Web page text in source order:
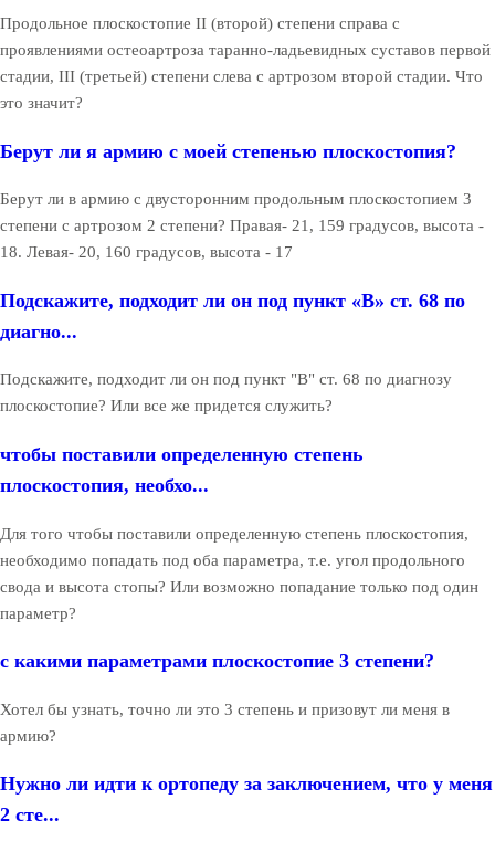
Продольное плоскостопие II (второй) степени справа с
проявлениями остеоартроза таранно-ладьевидных суставов первой
стадии, III (третьей) степени слева с артрозом второй стадии. Что
это значит?
Берут ли я армию с моей степенью плоскостопия?
Берут ли в армию с двусторонним продольным плоскостопием 3
степени с артрозом 2 степени? Правая- 21, 159 градусов, высота -
18. Левая- 20, 160 градусов, высота - 17
Подскажите, подходит ли он под пункт «В» ст. 68 по
диагно...
Подскажите, подходит ли он под пункт "В" ст. 68 по диагнозу
плоскостопие? Или все же придется служить?
чтобы поставили определенную степень
плоскостопия, необхо...
Для того чтобы поставили определенную степень плоскостопия,
необходимо попадать под оба параметра, т.е. угол продольного
свода и высота стопы? Или возможно попадание только под один
параметр?
с какими параметрами плоскостопие 3 степени?
Хотел бы узнать, точно ли это 3 степень и призовут ли меня в
армию?
Нужно ли идти к ортопеду за заключением, что у меня
2 сте...